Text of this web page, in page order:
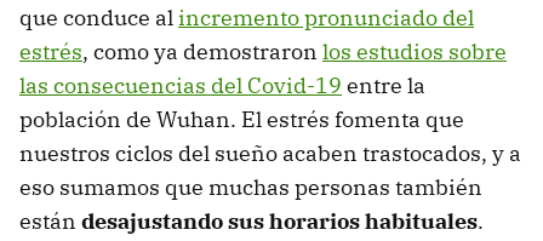
que conduce alincremento pronunciado del
estrés, como ya demostraron los estudios sobre
las consecuencias del Covid-19 entre la
población de Wuhan. El estrés fomenta que
nuestros ciclos del sueño acaben trastocados, y a
eso sumamos que muchas personas también
están desajustando sus horarios habituales.